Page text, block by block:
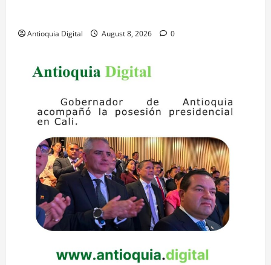
Antioquia Digital August 8, 2026 0